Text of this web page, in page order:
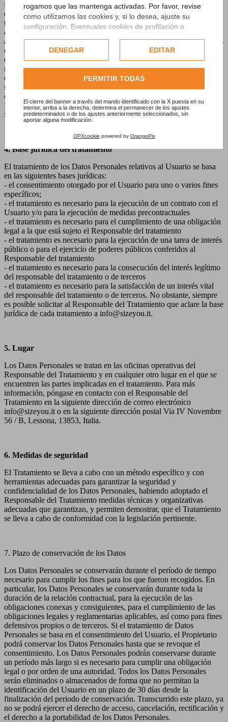
rogamos que las mantenga activadas. Por favor, revise
como utilizamos las cookies y, si lo desea, ajuste su
configuración. Eventuales cookies de profilación o
consentimiento del usuario.
Consulte nuestra completa política de cookies.
DENEGAR EDITAR
PERMITIR TODAS
El cierre del banner a través del mando identificado con la X puesta en su
interior, arriba a la derecha, determina el permanecer de los ajustes
predeterminados o de los ajustes anteriormente seleccionados, sin
aportar alguna modificación.
OPXcookie powered by OrangePix
finalidades indicadas. En algunos casos, los sujetos que participan
en la organización del Responsable del tratamiento también pueden
tener acceso a los Datos personales (como, por ejemplo, los
administradores de gestión de personal, el personal de ventas, los
administradores de sistemas, etc.) o sujetos externos (como empresas
de TI, proveedores de servicios, mensajeros postales, proveedores
de alojamiento, etc.). En caso necesario, estos sujetos podrán ser
nombrados Encargados por el Responsable del Tratamiento, así
como acceder a los Datos Personales de los Usuarios siempre que
sea necesario y estarán obligados contractualmente a mantener la
confidencialidad de los Datos Personales. La lista actualizada de
Encargados puede solicitarse por correo electrónico a
info@sizeyou.it.
4. Base jurídica del tratamiento
El tratamiento de los Datos Personales relativos al Usuario se basa
en las siguientes bases jurídicas:
- el consentimiento otorgado por el Usuario para uno o varios fines
específicos;
- el tratamiento es necesario para la ejecución de un contrato con el
Usuario y/o para la ejecución de medidas precontractuales
- el tratamiento es necesario para el cumplimiento de una obligación
legal a la que está sujeto el Responsable del tratamiento
- el tratamiento es necesario para la ejecución de una tarea de interés
público o para el ejercicio de poderes públicos conferidos al
Responsable del tratamiento
- el tratamiento es necesario para la consecución del interés legítimo
del responsable del tratamiento o de terceros
- el tratamiento es necesario para la satisfacción de un interés vital
del responsable del tratamiento o de terceros. No obstante, siempre
es posible solicitar al Responsable del Tratamiento que aclare la base
jurídica de cada tratamiento a info@sizeyou.it.
5. Lugar
Los Datos Personales se tratan en las oficinas operativas del
Responsable del Tratamiento y en cualquier otro lugar en el que se
encuentren las partes implicadas en el tratamiento. Para más
información, póngase en contacto con el Responsable del
Tratamiento en la siguiente dirección de correo electrónico
info@sizeyou.it o en la siguiente dirección postal Via IV Novembre
56 / B, Lessona, 13853, Italia.
6. Medidas de seguridad
El Tratamiento se lleva a cabo con un método específico y con
herramientas adecuadas para garantizar la seguridad y
confidencialidad de los Datos Personales, habiendo adoptado el
Responsable del Tratamiento medidas técnicas y organizativas
adecuadas que garantizan, y permiten demostrar, que el Tratamiento
se lleva a cabo de conformidad con la legislación pertinente.
7. Plazo de conservación de los Datos
Los Datos Personales se conservarán durante el período de tiempo
necesario para cumplir los fines para los que fueron recogidos. En
particular, los Datos Personales se conservarán durante toda la
duración de la relación contractual, para la ejecución de las
obligaciones conexas y consiguientes, para el cumplimiento de las
obligaciones legales y reglamentarias aplicables, así como para fines
defensivos propios o de terceros. Si el tratamiento de Datos
Personales se basa en el consentimiento del Usuario, el Propietario
podrá conservar los Datos Personales hasta que se revoque el
consentimiento. Los Datos Personales podrán conservarse durante
un período más largo si es necesario para cumplir una obligación
legal o por orden de una autoridad. Todos los Datos Personales
serán eliminados o almacenados de forma que no permitan la
identificación del Usuario en un plazo de 30 días desde la
finalización del periodo de conservación. Transcurrido este plazo, ya
no se podrá ejercer el derecho de acceso, cancelación, rectificación y
el derecho a la portabilidad de los Datos Personales.